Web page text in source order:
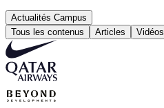
Actualités Campus
Tous les contenus
Articles Vidéos